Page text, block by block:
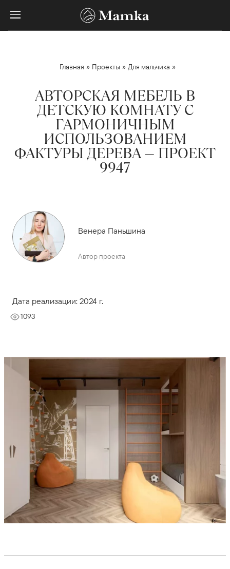
Главная » Проекты » Для мальчика »
АВТОРСКАЯ МЕБЕЛЬ В
ДЕТСКУЮ КОМНАТУ С
ГАРМОНИЧНЫМ
ИСПОЛЬЗОВАНИЕМ
ФАКТУРЫ ДЕРЕВА — ПРОЕКТ
9947
Венера Паньшина
Автор проекта
Дата реализации: 2024 г.
1093